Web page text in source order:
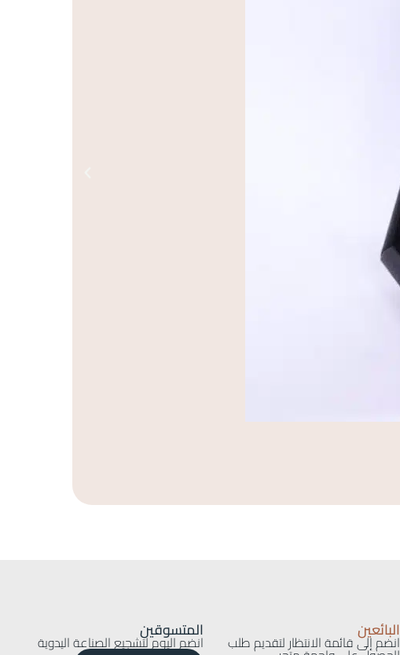
البائعين
انضم إلى قائمة الانتظار لتقديم طلب المتسوقين
انضم اليوم لتشجيع الصناعة اليدوية